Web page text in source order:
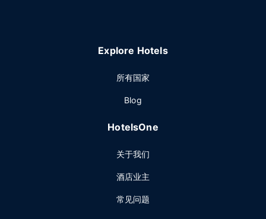
Explore Hotels
所有国家
Blog
HotelsOne
关于我们
酒店业主
常见问题